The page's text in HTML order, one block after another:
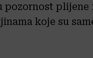
pozornost
koje su